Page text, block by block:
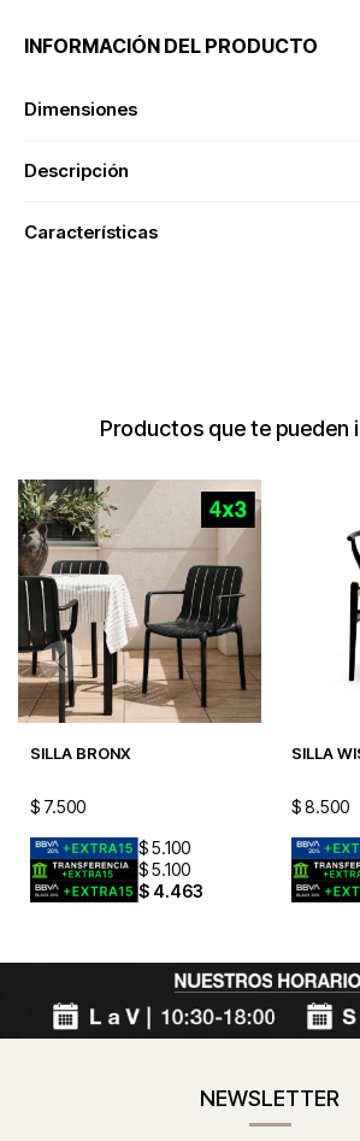
INFORMACIÓN DEL PRODUCTO
Dimensiones
Descripción
Características
Productos que te pueden
SILLA BRONX
$ 7.500
$5.100
$5.100
$ 4.463
SILLA
$ 8.500
NEWSLETTER